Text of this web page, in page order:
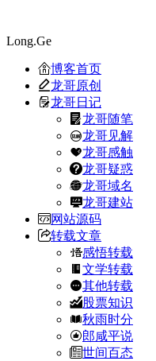
Long.Ge
博客首页
龙哥原创
龙哥日记
龙哥随笔
龙哥见解
龙哥感触
龙哥疑惑
龙哥域名
龙哥建站
网站源码
转载文章
感悟转载
文学转载
其他转载
股票知识
秋雨时分
郎咸平说
世间百态